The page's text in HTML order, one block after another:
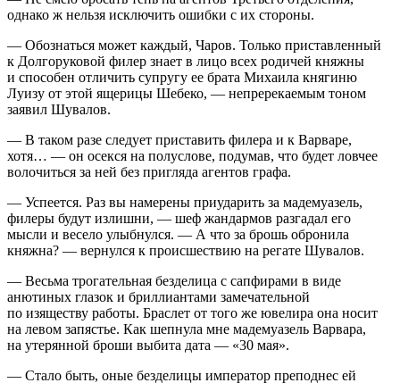
однако ж нельзя исключить ошибки с их стороны.
— Обознаться может каждый, Чаров. Только приставленный
к Долгоруковой филер знает в лицо всех родичей княжны
и способен отличить супругу ее брата Михаила княгиню
Луизу от этой ящерицы Шебеко, — непререкаемым тоном
заявил Шувалов.
— В таком разе следует приставить филера и к Варваре,
хотя… — он осекся на полуслове, подумав, что будет ловчее
волочиться за ней без пригляда агентов графа.
— Успеется. Раз вы намерены приударить за мадемуазель,
филеры будут излишни, — шеф жандармов разгадал его
мысли и весело улыбнулся. — А что за брошь обронила
княжна? — вернулся к происшествию на регате Шувалов.
— Весьма трогательная безделица с сапфирами в виде
анютиных глазок и бриллиантами замечательной
по изяществу работы. Браслет от того же ювелира она носит
на левом запястье. Как шепнула мне мадемуазель Варвара,
на утерянной броши выбита дата — «30 мая».
— Стало быть, оные безделицы император преподнес ей